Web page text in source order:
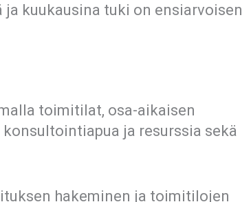
kuukausina tuki on ensiarvoisen
toimitilat, osa-aikaisen
ja resurssia sekä
hakeminen ja toimitilojen